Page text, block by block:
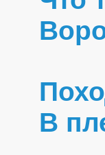
В